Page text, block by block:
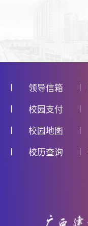
领导信箱
校园支付
校园地图
校历查询